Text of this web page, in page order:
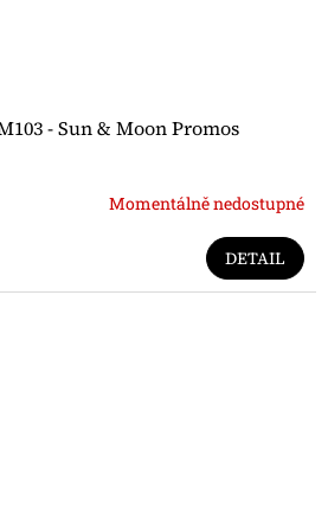
- Sun & Moon Promos
Momentálně nedostupné
DETAIL